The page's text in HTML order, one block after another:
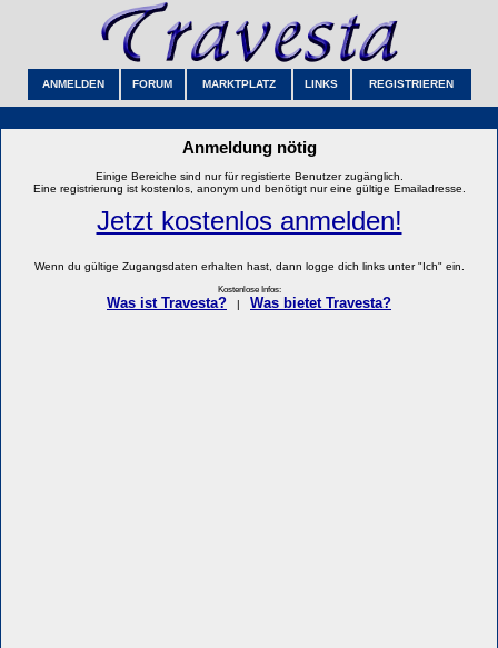
ANMELDEN FORUM MARKTPLATZ LINKS REGISTRIEREN
Anmeldung nötig
Einige Bereiche sind nur für registierte Benutzer zugänglich.
Eine registrierung ist kostenlos, anonym und benötigt nur eine gültige Emailadresse.
Jetzt kostenlos anmelden!
Wenn du gültige Zugangsdaten erhalten hast, dann logge dich links unter "Ich" ein.
Kostenlose Infos:
Was ist Travesta? Was bietet Travesta?